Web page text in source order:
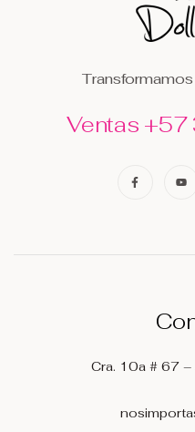
Ventas
Cra. 10a # 67